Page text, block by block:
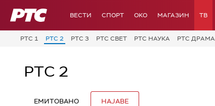
РТС ВЕСТИ СПОРТ OKO МАГАЗИН ТВ
РТС 1 РТС 2 РТС 3 РТС СВЕТ РТС НАУКА РТС ДРАМА
РТС 2
ЕМИТОВАНО НАЈАВЕ